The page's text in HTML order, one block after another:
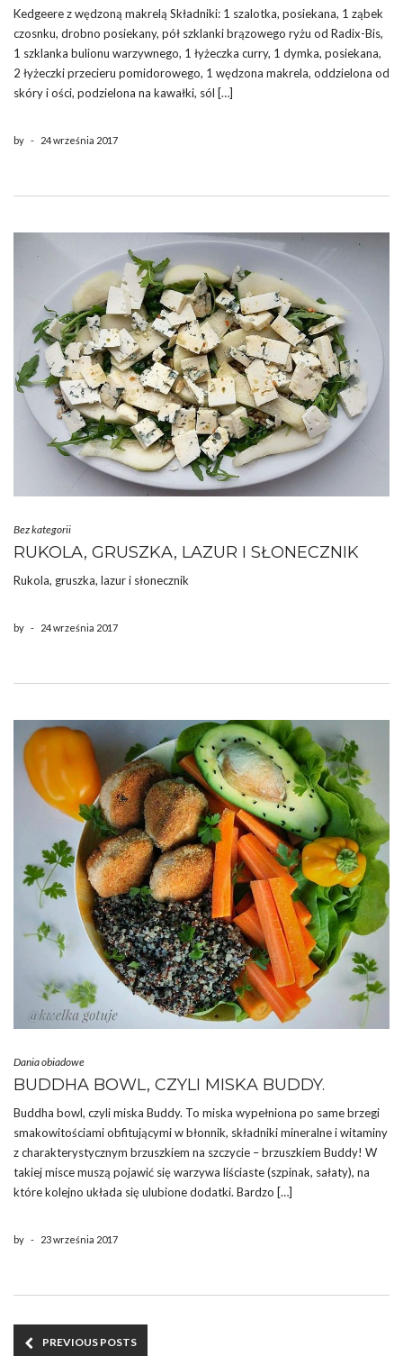
Kedgeere z wędzoną makrelą Składniki: 1 szalotka, posiekana, 1 ząbek
czosnku, drobno posiekany, pół szklanki brązowego ryżu od Radix-Bis,
1 szklanka bulionu warzywnego, 1 łyżeczka curry, 1 dymka, posiekana,
2 łyżeczki przecieru pomidorowego, 1 wędzona makrela, oddzielona od
skóry i ości, podzielona na kawałki, sól […]
by - 24 września 2017
Bez kategorii
RUKOLA, GRUSZKA, LAZUR I SŁONECZNIK
Rukola, gruszka, lazur i słonecznik
by - 24 września 2017
Dania obiadowe
BUDDHA BOWL, CZYLI MISKA BUDDY.
Buddha bowl, czyli miska Buddy. To miska wypełniona po same brzegi
smakowitościami obfitującymi w błonnik, składniki mineralne i witaminy
z charakterystycznym brzuszkiem na szczycie – brzuszkiem Buddy! W
takiej misce muszą pojawić się warzywa liściaste (szpinak, sałaty), na
które kolejno układa się ulubione dodatki. Bardzo […]
by - 23 września 2017
PREVIOUS POSTS